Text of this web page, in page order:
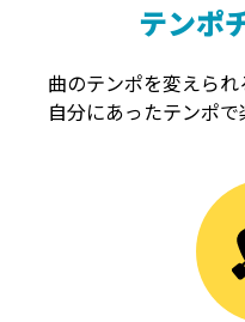
テンポ
曲のテンポを変えられ
自分にあったテンポで